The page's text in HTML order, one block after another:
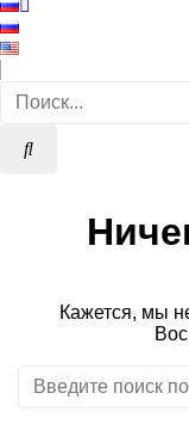
Кажется, мы